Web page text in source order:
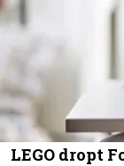
LEGO dropt